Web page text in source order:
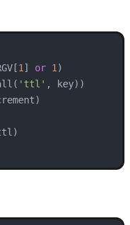
1] or 1
'ttl' , key))